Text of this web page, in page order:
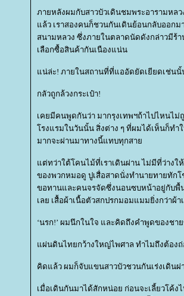
ภายหลังผมกับสาวบัวเดินชมพระอารามห
ล้ว เราสองคนก็ชวนกันเดินย้อนกลับออก
สนามหลวง ซึ่งภายในตลาดนัดดังกล่าวมีร้
เลือกซื้อสินค้ากันเนืองแน่น
น่ล่ะ! ภายในสถานที่ที่แออัดยัดเยียดเช่นนั้
กลัวถูกล้วงกระเป๋า!
เคยมีคนพูดกันว่า มากรุงเทพฯถ้าไปไหนไ
รงแรมในวันนั้น สิ่งต่าง ๆ ที่ผมได้เห็นก็ทำ
มากจะผ่านมาทางนี้แทบทุกสา
ต่ทว่าใต้โคนไม้ที่เราเดินผ่าน ไม่มีที่ว่างใ
ของพวกหมอดู ปูเสื่อสาดนั่งทำนายทายทัก
ขอทานและคนจรจัดซึ่งนอนซบหน้าอยู่กับพื้
เลย เสื้อผ้าเนื้อตัวสกปรกมอมแมมยิ่งกว่าผ้า
‘นรก!’ ผมนึกในใจ และคิดถึงคำพูดของชา
ผ่นดินไทยกว้างใหญ่ไพศาล ทำไมถึงต้องถ่
คิดแล้ว ผมก็จับแขนสาวบัวชวนกันเร่งเดินผ่
เมื่อเดินกันมาได้สักหน่อย ก่อนจะเลี้ยวโค้